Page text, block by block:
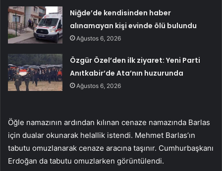
Niğde’de kendisinden haber
alınamayan kişi evinde ölü bulundu
Ağustos 6, 2026
Özgür Özel’den ilk ziyaret: Yeni Parti
Anıtkabir’de Ata’nın huzurunda
Ağustos 6, 2026
Öğle namazının ardından kılınan cenaze namazında Barlas
için dualar okunarak helallik istendi. Mehmet Barlas’ın
tabutu omuzlanarak cenaze aracına taşınır. Cumhurbaşkanı
Erdoğan da tabutu omuzlarken görüntülendi.